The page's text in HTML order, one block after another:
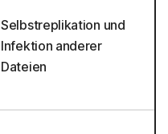
Selbstreplikation und
Infektion anderer
Dateien